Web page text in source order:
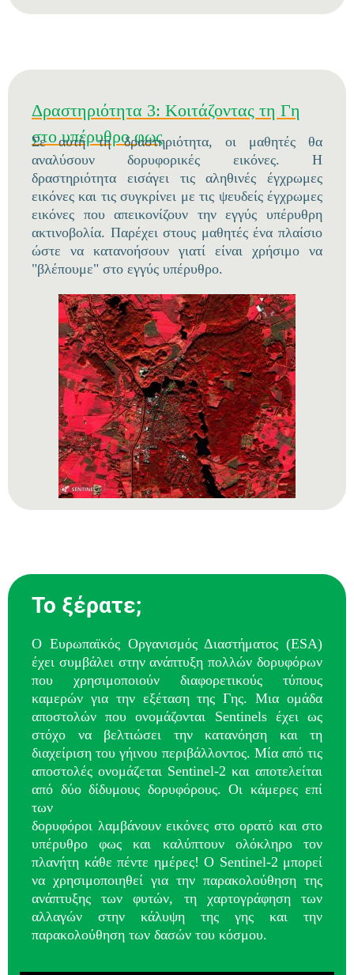
Δραστηριότητα 3: Κοιτάζοντας τη Γη
στο υπέρυθρο φως
Σε αυτή τη δραστηριότητα, οι μαθητές θα
αναλύσουν δορυφορικές εικόνες. Η
δραστηριότητα εισάγει τις αληθινές έγχρωμες
εικόνες και τις συγκρίνει με τις ψευδείς έγχρωμες
εικόνες που απεικονίζουν την εγγύς υπέρυθρη
ακτινοβολία. Παρέχει στους μαθητές ένα πλαίσιο
ώστε να κατανοήσουν γιατί είναι χρήσιμο να
"βλέπουμε" στο εγγύς υπέρυθρο.
Το ξέρατε;
Ο Ευρωπαϊκός Οργανισμός Διαστήματος (ESA)
έχει συμβάλει στην ανάπτυξη πολλών δορυφόρων
που χρησιμοποιούν διαφορετικούς τύπους
καμερών για την εξέταση της Γης. Μια ομάδα
αποστολών που ονομάζονται Sentinels έχει ως
στόχο να βελτιώσει την κατανόηση και τη
διαχείριση του γήινου περιβάλλοντος. Μία από τις
αποστολές ονομάζεται Sentinel-2 και αποτελείται
από δύο δίδυμους δορυφόρους. Οι κάμερες επί
των
δορυφόροι λαμβάνουν εικόνες στο ορατό και στο
υπέρυθρο φως και καλύπτουν ολόκληρο τον
πλανήτη κάθε πέντε ημέρες! Ο Sentinel-2 μπορεί
να χρησιμοποιηθεί για την παρακολούθηση της
ανάπτυξης των φυτών, τη χαρτογράφηση των
αλλαγών στην κάλυψη της γης και την
παρακολούθηση των δασών του κόσμου.